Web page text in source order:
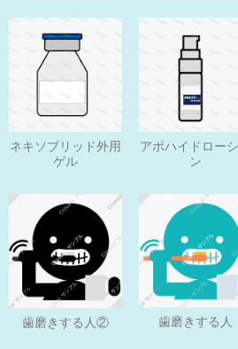
ネキソブリッド外用
ゲル
アポハイドロー
ン
歯磨きする人② 歯磨きする人